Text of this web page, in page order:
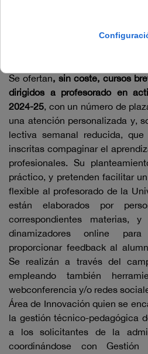
Se ofertan, sin coste, cursos
dirigidos a profesorado en
2024-25, con un número de
una atención personalizada y,
lectiva semanal reducida,
inscritas compaginar el
profesionales. Su
práctico, y pretenden facilitar
flexible al profesorado de la
están elaborados por
correspondientes materias,
dinamizadores online
proporcionar feedback al
Se realizán a través del
empleando también
webconferencia y/o redes
Área de Innovación quien se
la gestión técnico-pedagógica
a los solicitantes de la
coordinándose con